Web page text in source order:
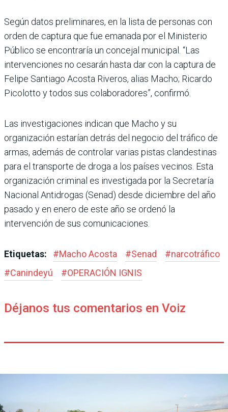
Según datos preliminares, en la lista de personas con
orden de captura que fue emanada por el Ministerio
Público se encontraría un concejal municipal. “Las
intervenciones no cesarán hasta dar con la captura de
Felipe Santiago Acosta Riveros, alias Macho; Ricardo
Picolotto y todos sus colaboradores”, confirmó.
Las investigaciones indican que Macho y su
organización estarían detrás del negocio del tráfico de
armas, además de controlar varias pistas clandestinas
para el transporte de droga a los países vecinos. Esta
organización criminal es investigada por la Secretaría
Nacional Antidrogas (Senad) desde diciembre del año
pasado y en enero de este año se ordenó la
intervención de sus comunicaciones.
Etiquetas: #Macho Acosta #Senad #narcotráfico
#Canindeyú #OPERACIÓN IGNIS
Déjanos tus comentarios en Voiz